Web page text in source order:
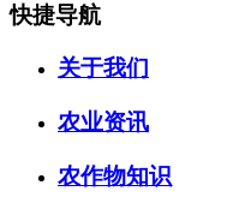
快捷导航
关于我们
农业资讯
农作物知识